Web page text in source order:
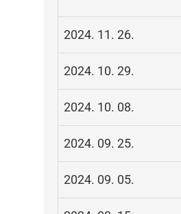
2024. 11. 26.
2024. 10. 29.
2024. 10. 08.
2024. 09. 25.
2024. 09. 05.